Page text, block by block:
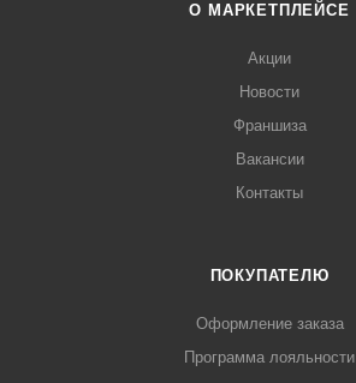
О МАРКЕТПЛЕЙСЕ
Акции
Новости
Франшиза
Вакансии
Контакты
ПОКУПАТЕЛЮ
Оформление заказа
Программа лояльности